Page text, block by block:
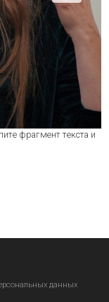
фрагмент текста и
данных